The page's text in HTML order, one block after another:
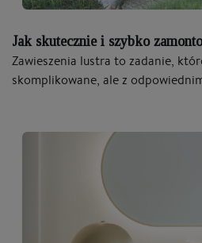
Jak skutecznie i szybko
Zawieszenia lustra to zadanie,
skomplikowane, ale z